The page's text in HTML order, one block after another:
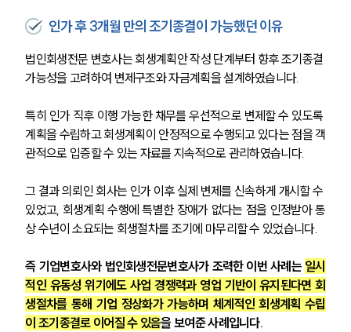
인가 후 3개월 만의 조기종결이 가능했던 이유
법인회생전문 변호사는 회생계획안 작성 단계부터 향후 조기종결
가능성을 고려하여 변제구조와 자금계획을 설계하였습니다.
특히 인가 직후 이행 가능한 채무를 우선적으로 변제할 수 있도록
계획을 수립하고 회생계획이 안정적으로 수행되고 있다는 점을 객
관적으로 입증할 수 있는 자료를 지속적으로 관리하였습니다.
그 결과 의뢰인 회사는 인가 이후 실제 변제를 신속하게 개시할 수
있었고, 회생계획 수행에 특별한 장애가 없다는 점을 인정받아 통
상 수년이 소요되는 회생절차를 조기에 마무리할 수 있었습니다.
즉 기업변호사와 법인회생전문변호사가 조력한 이번 사례는 일시
적인 유동성 위기에도 사업 경쟁력과 영업 기반이 유지된다면 회
생절차를 통해 기업 정상화가 가능하며 체계적인 회생계획 수립
이 조기종결로 이어질 수 있음을 보여준 사례입니다.